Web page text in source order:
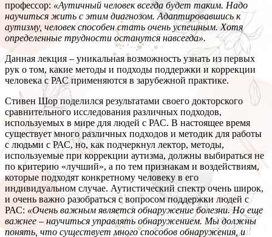
профессор: «Аутичный человек всегда будет таким. Надо
научиться жить с этим диагнозом. Адаптировавшись к
аутизму, человек способен стать очень успешным. Хотя
определенные трудности останутся навсегда».
Данная лекция – уникальная возможность узнать из первых
рук о том, какие методы и подходы поддержки и коррекции
человека с РАС применяются в зарубежной практике.
Стивен Шор поделился результатами своего докторского
сравнительного исследования различных подходов,
используемых в мире для людей с РАС. В настоящее время
существует много различных подходов и методик для работы
с людьми с РАС, но, как подчеркнул лектор, методы,
используемые при коррекции аутизма, должны выбираться не
по критерию «лучший», а по тем признакам и воздействиям,
которые подходят конкретному человеку в его
индивидуальном случае. Аутистический спектр очень широк,
и очень важно разобраться с вопросом поддержки людей с
РАС: «Очень важным является обнаружение болезни. Но еще
важнее– научиться управлять обнаружением. Мы должны
понять, что существует много способов обнаружения, и